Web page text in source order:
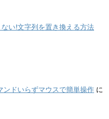
い!文字列を置き換える方法
ドいらずマウスで簡単操作 に